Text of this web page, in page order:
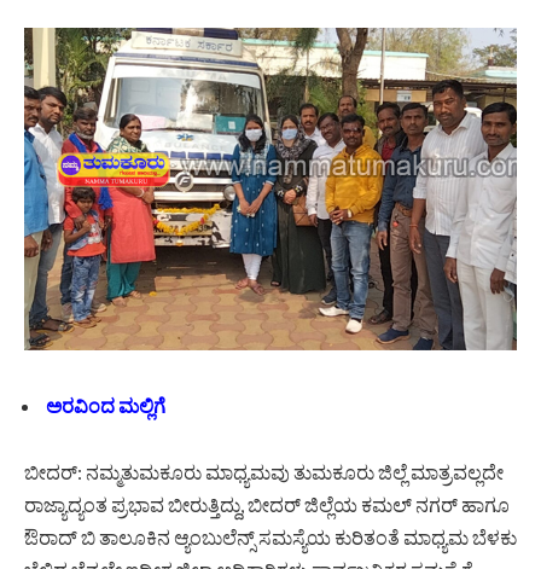
ಅರವಿಂದ ಮಲ್ಲಿಗೆ
ಬೀದರ್: ನಮ್ಮತುಮಕೂರು ಮಾಧ್ಯಮವು ತುಮಕೂರು ಜಿಲ್ಲೆ ಮಾತ್ರವಲ್ಲದೇ
ರಾಜ್ಯಾದ್ಯಂತ ಪ್ರಭಾವ ಬೀರುತ್ತಿದ್ದು, ಬೀದರ್ ಜಿಲ್ಲೆಯ ಕಮಲ್ ನಗರ್ ಹಾಗೂ
ಔರಾದ್ ಬಿ ತಾಲೂಕಿನ ಆ್ಯಂಬುಲೆನ್ಸ್ ಸಮಸ್ಯೆಯ ಕುರಿತಂತೆ ಮಾಧ್ಯಮ ಬೆಳಕು